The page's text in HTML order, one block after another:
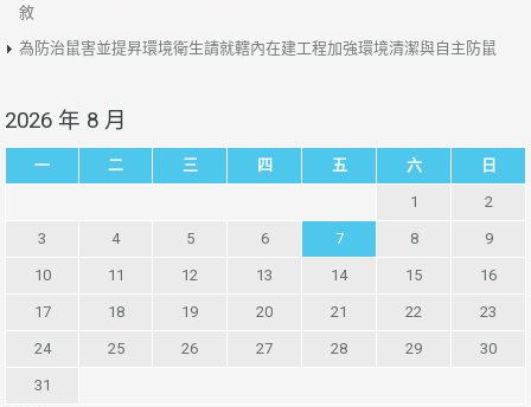
敘
為防治鼠害並提昇環境衛生請就轄內在建工程加強環境清潔與自主防鼠
2026 年 8 月
一 二 三 四 五 六 日
1 2
3 4 5 6 7 8 9
10 11 12 13 14 15 16
17 18 19 20 21 22 23
24 25 26 27 28 29 30
31